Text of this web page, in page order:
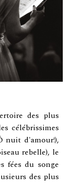
des plus
célébrissimes
nuit d'amour!),
rebelle), le
fées du songe
des plus